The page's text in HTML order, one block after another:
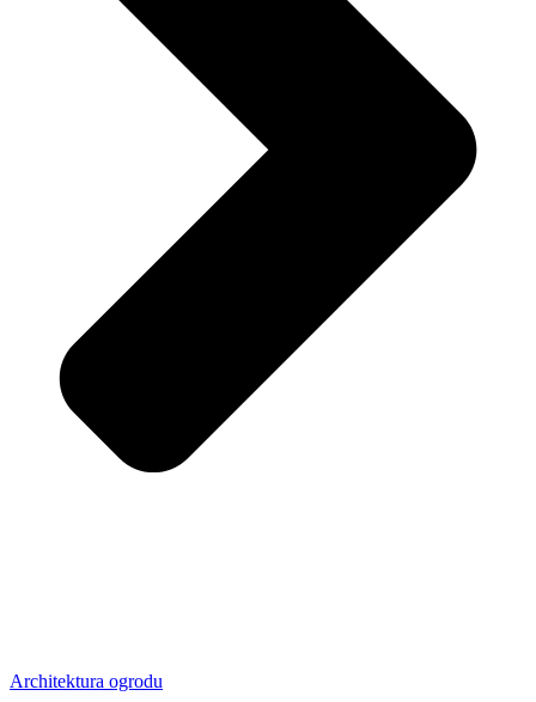
Architektura ogrodu